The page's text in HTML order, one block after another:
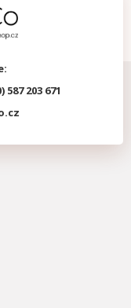
587 203 671